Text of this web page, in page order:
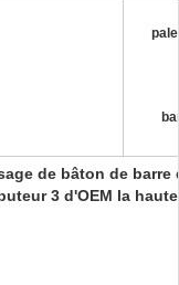
de bâton de
3 d'OEM la